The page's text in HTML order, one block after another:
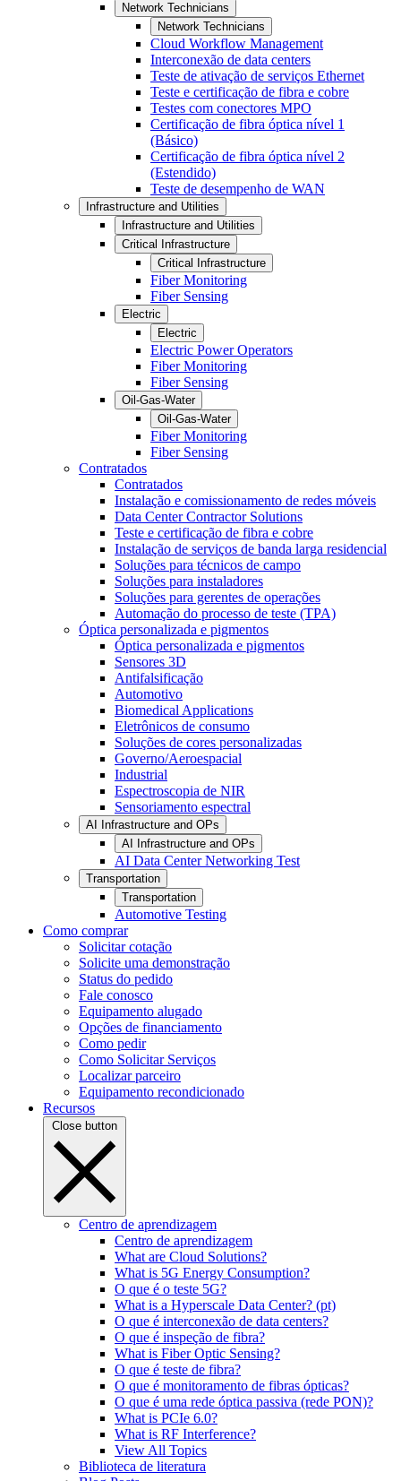
Network Technicians
Network Technicians
Cloud Workflow Management
Interconexão de data centers
Teste de ativação de serviços Ethernet
Teste e certificação de fibra e cobre
Testes com conectores MPO
Certificação de fibra óptica nível 1
(Básico)
Certificação de fibra óptica nível 2
(Estendido)
Teste de desempenho de WAN
Infrastructure and Utilities
Infrastructure and Utilities
Critical Infrastructure
Critical Infrastructure
Fiber Monitoring
Fiber Sensing
Electric
Electric
Electric Power Operators
Fiber Monitoring
Fiber Sensing
Oil-Gas-Water
Oil-Gas-Water
Fiber Monitoring
Fiber Sensing
Contratados
Contratados
Instalação e comissionamento de redes móveis
Data Center Contractor Solutions
Teste e certificação de fibra e cobre
Instalação de serviços de banda larga residencial
Soluções para técnicos de campo
Soluções para instaladores
Soluções para gerentes de operações
Automação do processo de teste (TPA)
Óptica personalizada e pigmentos
Óptica personalizada e pigmentos
Sensores 3D
Antifalsificação
Automotivo
Biomedical Applications
Eletrônicos de consumo
Soluções de cores personalizadas
Governo/Aeroespacial
Industrial
Espectroscopia de NIR
Sensoriamento espectral
AI Infrastructure and OPs
AI Infrastructure and OPs
AI Data Center Networking Test
Transportation
Transportation
Automotive Testing
Como comprar
Solicitar cotação
Solicite uma demonstração
Status do pedido
Fale conosco
Equipamento alugado
Opções de financiamento
Como pedir
Como Solicitar Serviços
Localizar parceiro
Equipamento recondicionado
Recursos
Close button
Centro de aprendizagem
Centro de aprendizagem
What are Cloud Solutions?
What is 5G Energy Consumption?
O que é o teste 5G?
What is a Hyperscale Data Center? (pt)
O que é interconexão de data centers?
O que é inspeção de fibra?
What is Fiber Optic Sensing?
O que é teste de fibra?
O que é monitoramento de fibras ópticas?
O que é uma rede óptica passiva (rede PON)?
What is PCIe 6.0?
What is RF Interference?
View All Topics
Biblioteca de literatura